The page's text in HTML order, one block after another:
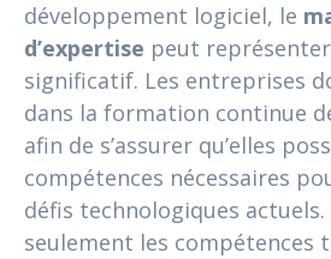
développement logiciel, le
d’expertise peut
significatif. Les entreprises
dans la formation continue
afin de s’assurer qu’elles
compétences nécessaires
défis technologiques
seulement les compétences